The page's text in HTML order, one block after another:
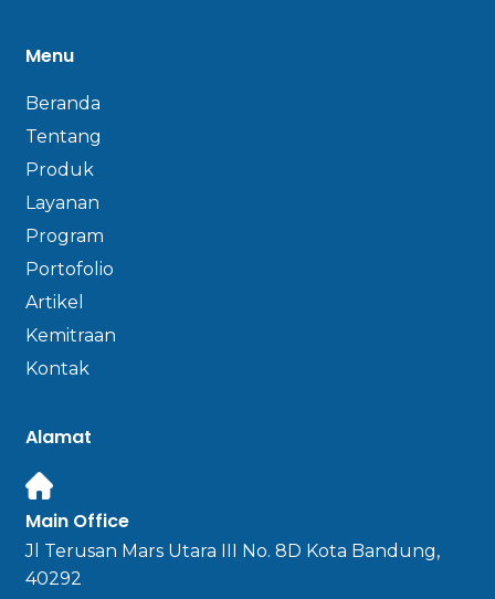
Menu
Beranda
Tentang
Produk
Layanan
Program
Portofolio
Artikel
Kemitraan
Kontak
Alamat
Main Office
Jl Terusan Mars Utara III No. 8D Kota Bandung,
40292